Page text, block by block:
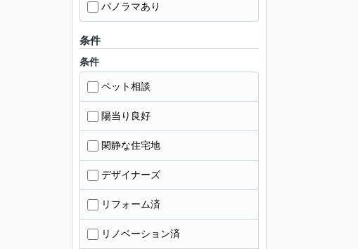
パノラマあり
条件
条件
ペット相談
陽当り良好
閑静な住宅地
デザイナーズ
リフォーム済
リノベーション済